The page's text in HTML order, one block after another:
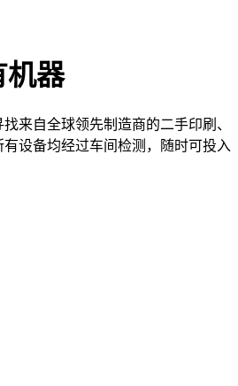
器
来自全球领先制造商的二手印刷、
设备均经过车间检测，随时可投入